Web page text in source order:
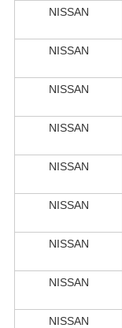
NISSAN
NISSAN
NISSAN
NISSAN
NISSAN
NISSAN
NISSAN
NISSAN
NISSAN